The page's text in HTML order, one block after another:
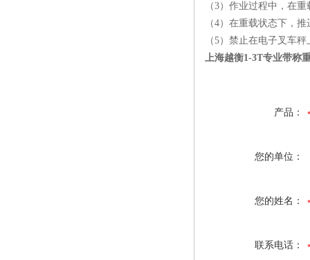
（3）作业过程中，在
（4）在重载状态下，
（5）禁止在电子叉车
上海越衡1-3T专业带称
产品：
您的单位：
您的姓名：
联系电话：